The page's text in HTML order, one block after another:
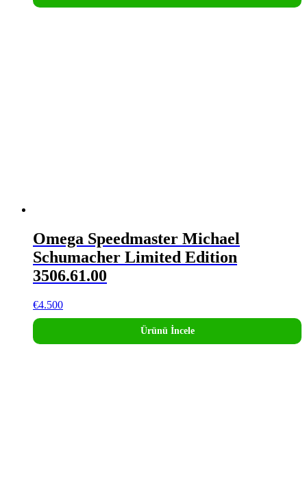
Omega Speedmaster Michael
Schumacher Limited Edition
3506.61.00
€4.500
Ürünü İncele